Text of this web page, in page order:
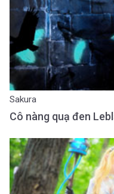
Sakura
Cô nàng quạ đen